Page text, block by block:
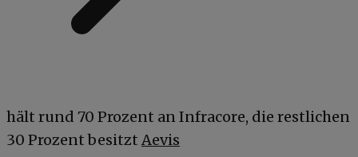
hält rund 70 Prozent an Infracore, die restlichen
30 Prozent besitzt Aevis